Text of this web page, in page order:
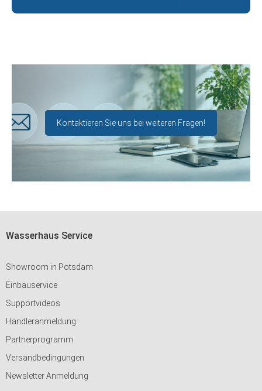
Kontaktieren Sie uns bei weiteren Fragen!
Wasserhaus Service
Showroom in Potsdam
Einbauservice
Supportvideos
Händleranmeldung
Partnerprogramm
Versandbedingungen
Newsletter Anmeldung